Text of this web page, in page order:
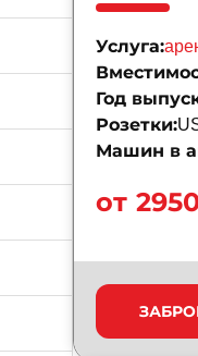
от
Услуга:
Год
Розетки:
Машин в